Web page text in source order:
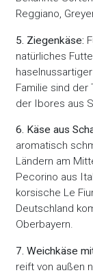
Reggiano,
5. Ziegenkäse:
natürliches
Familie sind der
der Ibores aus
6. Käse aus
aromatisch
Ländern am
Pecorino aus
korsische Le
Deutschland
Oberbayern.
7. Weichkäse
reift von außen